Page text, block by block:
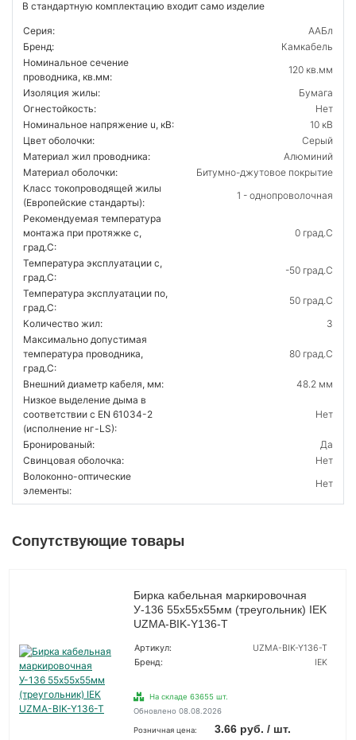
В стандартную комплектацию входит само изделие
Серия:
ААБл
Бренд:
Камкабель
Номинальное сечение
проводника, кв.мм:
120 кв.мм
Изоляция жилы:
Бумага
Огнестойкость:
Нет
Номинальное напряжение u, кВ:
10 кВ
Цвет оболочки:
Серый
Материал жил проводника:
Алюминий
Материал оболочки:
Битумно-джутовое покрытие
Класс токопроводящей жилы
(Европейские стандарты):
1 - однопроволочная
Рекомендуемая температура
монтажа при протяжке с,
град.C:
0 град.C
Температура эксплуатации с,
град.C:
-50 град.C
Температура эксплуатации по,
град.C:
50 град.C
Количество жил:
3
Максимально допустимая
температура проводника,
град.C:
80 град.C
Внешний диаметр кабеля, мм:
48.2 мм
Низкое выделение дыма в
соответствии с EN 61034-2
(исполнение нг-LS):
Нет
Бронированый:
Да
Свинцовая оболочка:
Нет
Волоконно-оптические
элементы:
Нет
Сопутствующие товары
Бирка кабельная маркировочная
У-136 55х55х55мм (треугольник) IEK
UZMA-BIK-Y136-T
Артикул:
UZMA-BIK-Y136-T
Бренд:
IEK
На складе 63655 шт.
Обновлено 08.08.2026
Розничная цена: 3.66 руб. / шт.